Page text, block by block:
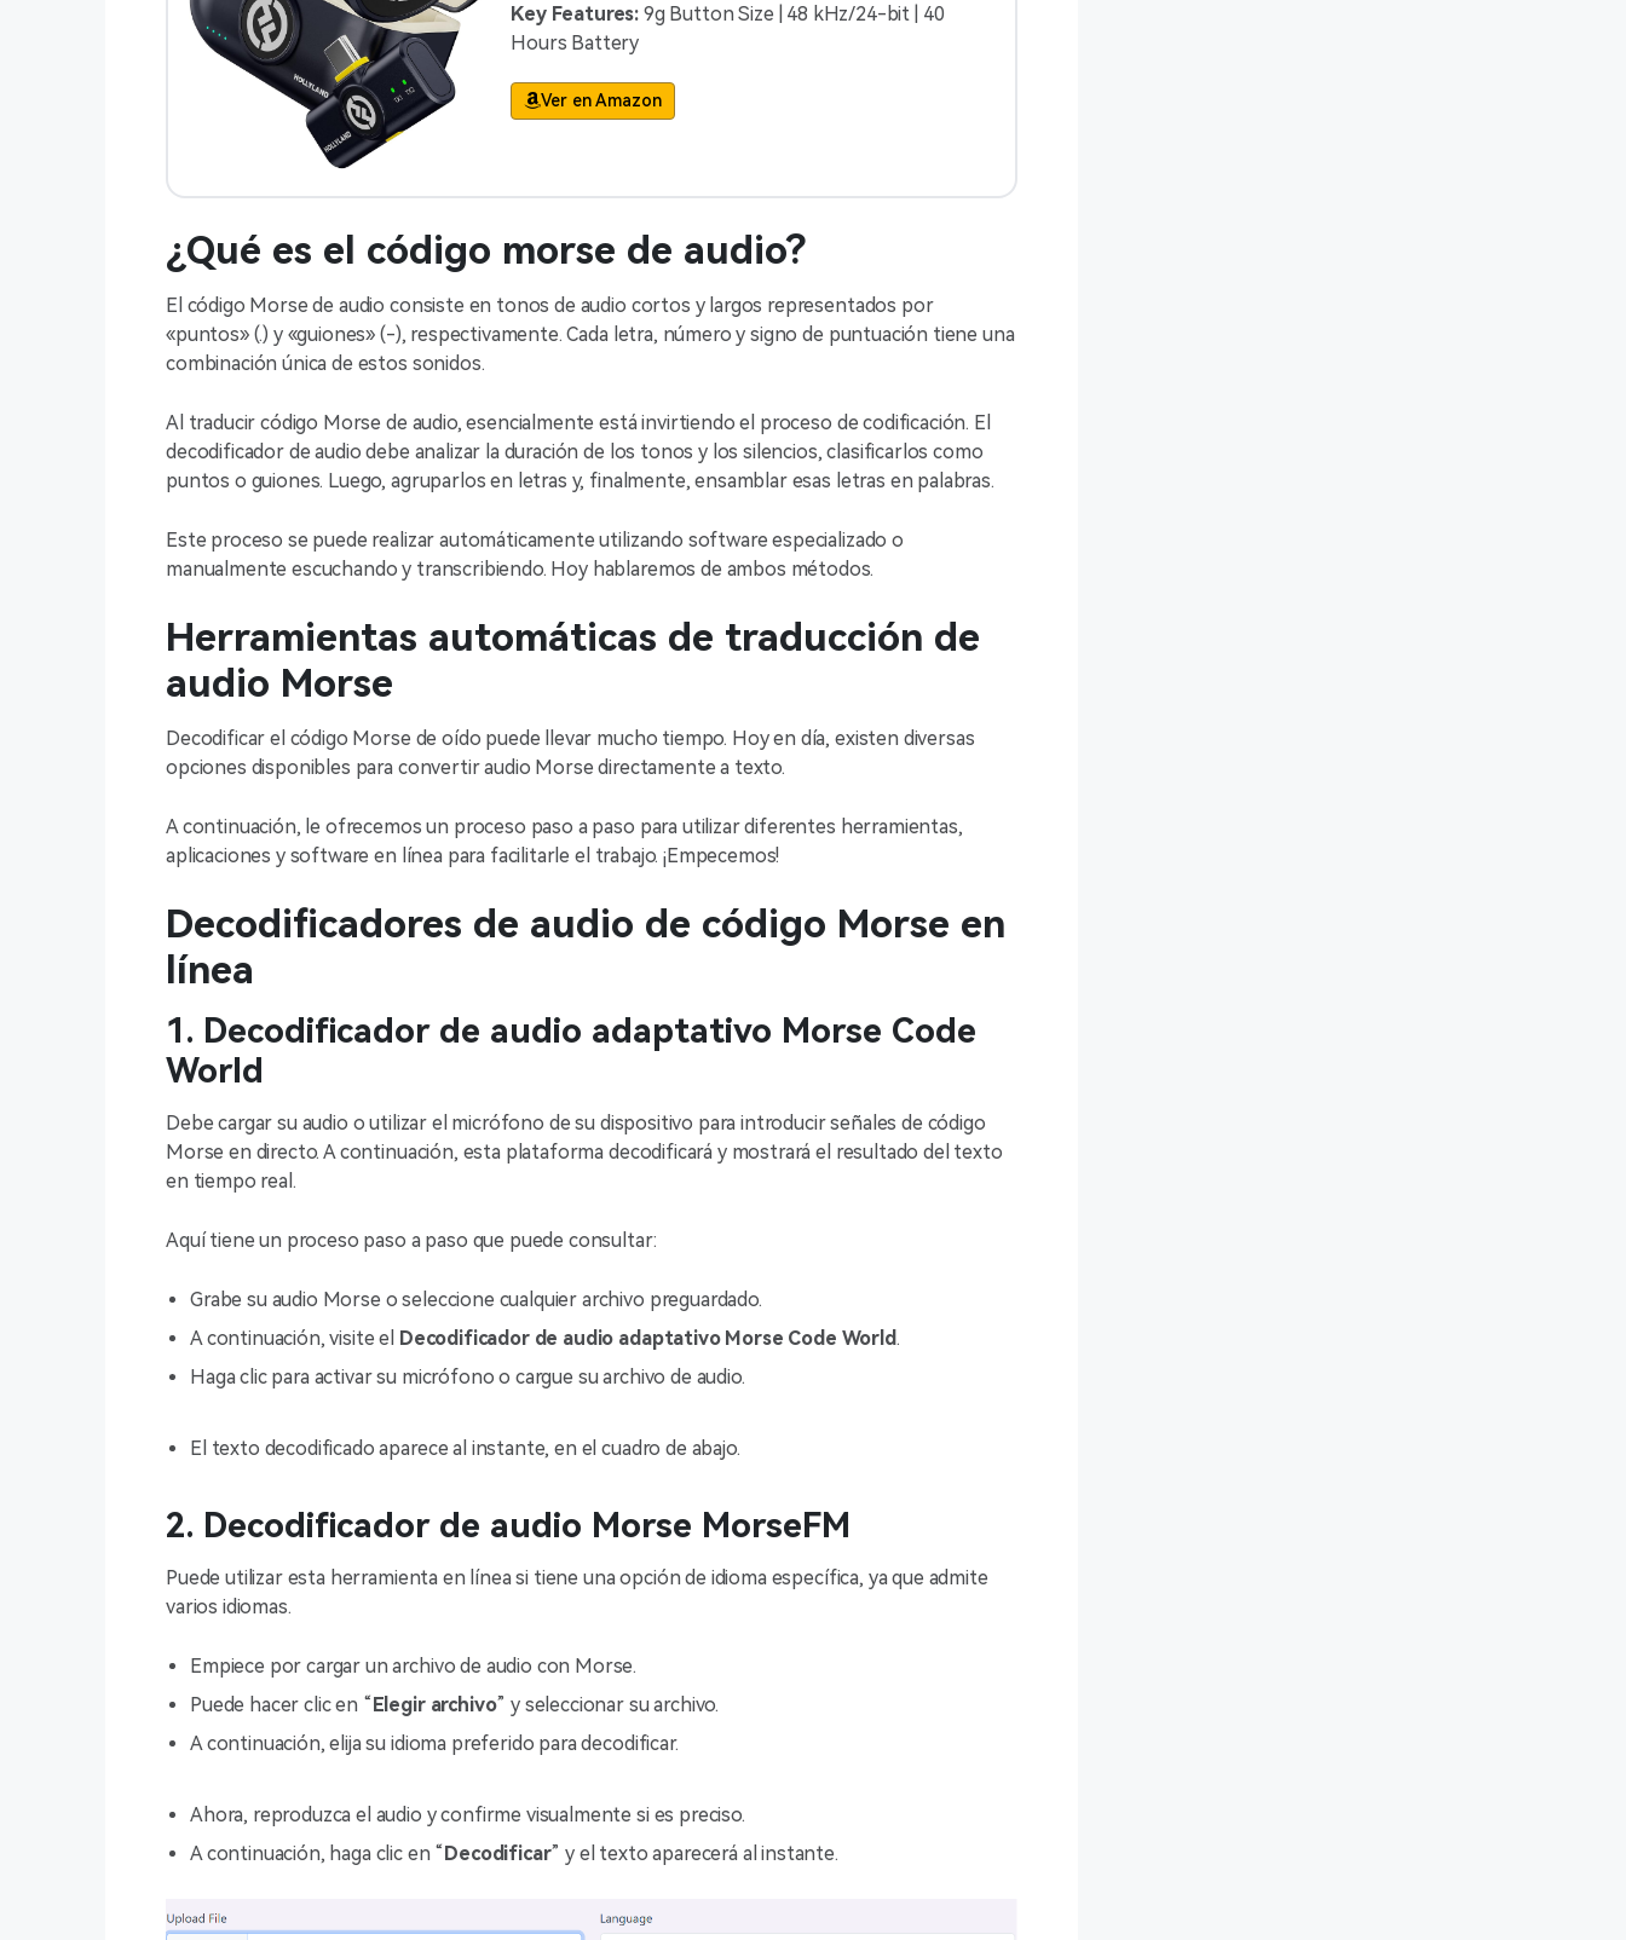
Key Features: 9g Button Size | 48 kHz/24-bit | 40
Hours Battery
Ver en Amazon
¿Qué es el código morse de audio?
El código Morse de audio consiste en tonos de audio cortos y largos representados por
«puntos» (.) y «guiones» (-), respectivamente. Cada letra, número y signo de puntuación tiene una
combinación única de estos sonidos.
Al traducir código Morse de audio, esencialmente está invirtiendo el proceso de codificación. El
decodificador de audio debe analizar la duración de los tonos y los silencios, clasificarlos como
puntos o guiones. Luego, agruparlos en letras y, finalmente, ensamblar esas letras en palabras.
Este proceso se puede realizar automáticamente utilizando software especializado o
manualmente escuchando y transcribiendo. Hoy hablaremos de ambos métodos.
Herramientas automáticas de traducción de
audio Morse
Decodificar el código Morse de oído puede llevar mucho tiempo. Hoy en día, existen diversas
opciones disponibles para convertir audio Morse directamente a texto.
A continuación, le ofrecemos un proceso paso a paso para utilizar diferentes herramientas,
aplicaciones y software en línea para facilitarle el trabajo. ¡Empecemos!
Decodificadores de audio de código Morse en
línea
1. Decodificador de audio adaptativo Morse Code
World
Debe cargar su audio o utilizar el micrófono de su dispositivo para introducir señales de código
Morse en directo. A continuación, esta plataforma decodificará y mostrará el resultado del texto
en tiempo real.
Aquí tiene un proceso paso a paso que puede consultar:
Grabe su audio Morse o seleccione cualquier archivo preguardado.
A continuación, visite el Decodificador de audio adaptativo Morse Code World .
Haga clic para activar su micrófono o cargue su archivo de audio.
El texto decodificado aparece al instante, en el cuadro de abajo.
2. Decodificador de audio Morse MorseFM
Puede utilizar esta herramienta en línea si tiene una opción de idioma específica, ya que admite
varios idiomas.
Empiece por cargar un archivo de audio con Morse.
Puede hacer clic en “Elegir archivo” y seleccionar su archivo.
A continuación, elija su idioma preferido para decodificar.
Ahora, reproduzca el audio y confirme visualmente si es preciso.
A continuación, haga clic en “Decodificar” y el texto aparecerá al instante.